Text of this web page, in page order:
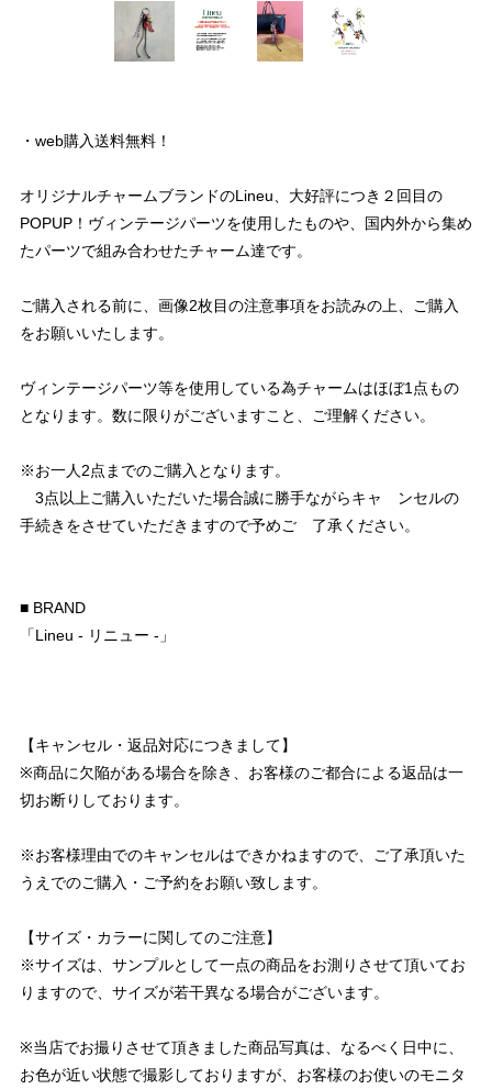
・web購入送料無料！
オリジナルチャームブランドのLineu、大好評につき２回目の
POPUP！ヴィンテージパーツを使用したものや、国内外から集め
たパーツで組み合わせたチャーム達です。
ご購入される前に、画像2枚目の注意事項をお読みの上、ご購入
をお願いいたします。
ヴィンテージパーツ等を使用している為チャームはほぼ1点もの
となります。数に限りがございますこと、ご理解ください。
※お一人2点までのご購入となります。
3点以上ご購入いただいた場合誠に勝手ながらキャ ンセルの
手続きをさせていただきますので予めご 了承ください。
■ BRAND
「Lineu - リニュー -」
【キャンセル・返品対応につきまして】
※商品に欠陥がある場合を除き、お客様のご都合による返品は一
切お断りしております。
※お客様理由でのキャンセルはできかねますので、ご了承頂いた
うえでのご購入・ご予約をお願い致します。
【サイズ・カラーに関してのご注意】
※サイズは、サンプルとして一点の商品をお測りさせて頂いてお
りますので、サイズが若干異なる場合がございます。
※当店でお撮りさせて頂きました商品写真は、なるべく日中に、
お色が近い状態で撮影しておりますが、お客様のお使いのモニタ